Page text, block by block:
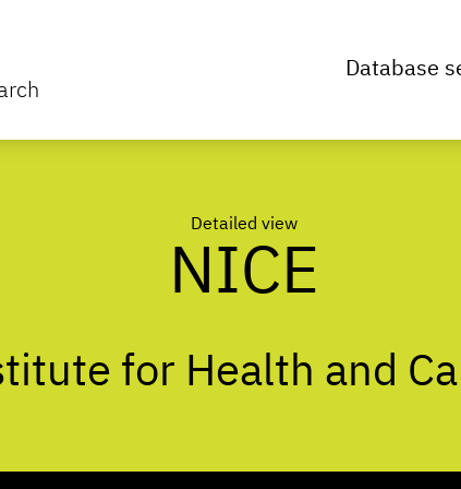
Database
Detailed view
NICE
for Health and